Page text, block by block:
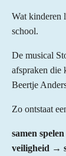
Wat kinderen
school.
De musical
afspraken die
Beertje
Zo ontstaat
samen
veiligheid →